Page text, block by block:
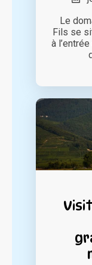
Le
Fils se
à